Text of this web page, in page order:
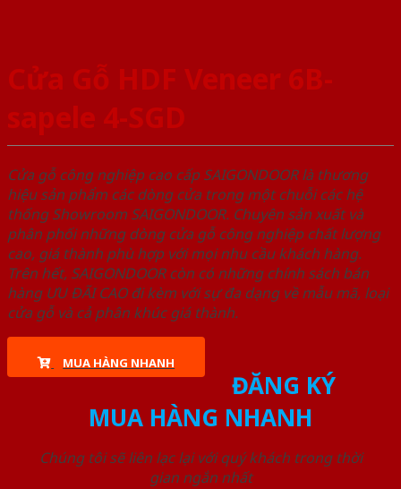
Cửa Gỗ HDF Veneer 6B-
sapele 4-SGD
Cửa gỗ công nghiệp cao cấp SAIGONDOOR là thương
hiệu sản phẩm các dòng cửa trong một chuỗi các hệ
thống Showroom SAIGONDOOR. Chuyên sản xuất và
phân phối những dòng cửa gỗ công nghiệp chất lượng
cao, giá thành phù hợp với mọi nhu cầu khách hàng.
Trên hết, SAIGONDOOR còn có những chính sách bán
hàng ƯU ĐÃI CAO đi kèm với sự đa dạng về mẫu mã, loại
cửa gỗ và cả phân khúc giá thành.
MUA HÀNG NHANH
ĐĂNG KÝ
MUA HÀNG NHANH
Chúng tôi sẽ liên lạc lại với quý khách trong thời
gian ngắn nhất